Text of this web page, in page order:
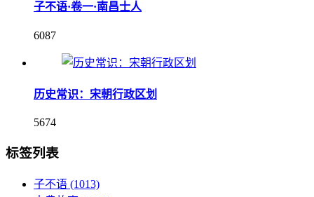
子不语·卷一·南昌士人
6087
历史常识：宋朝行政区划
5674
标签列表
子不语 (1013)